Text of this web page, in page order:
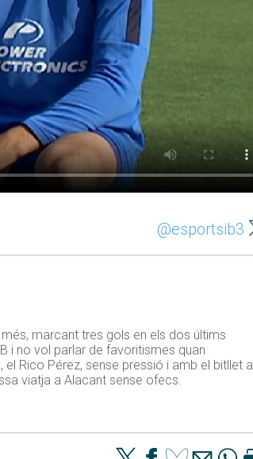
@esportsib3
més, marcant tres gols en els dos últims
i no vol parlar de favoritismes quan
el Rico Pérez, sense pressió i amb el bitllet a
viatja a Alacant sense ofecs.